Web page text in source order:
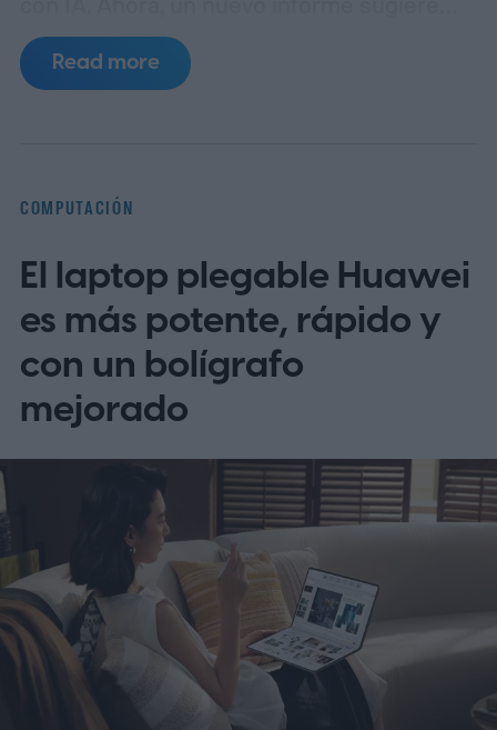
que los precios de las placas base podrían
pronto aumentar aún más los costes, con
por ciento.
Read more
COMPUTACIÓN
El laptop plegable Huawei
es más potente, rápido y
con un bolígrafo
mejorado